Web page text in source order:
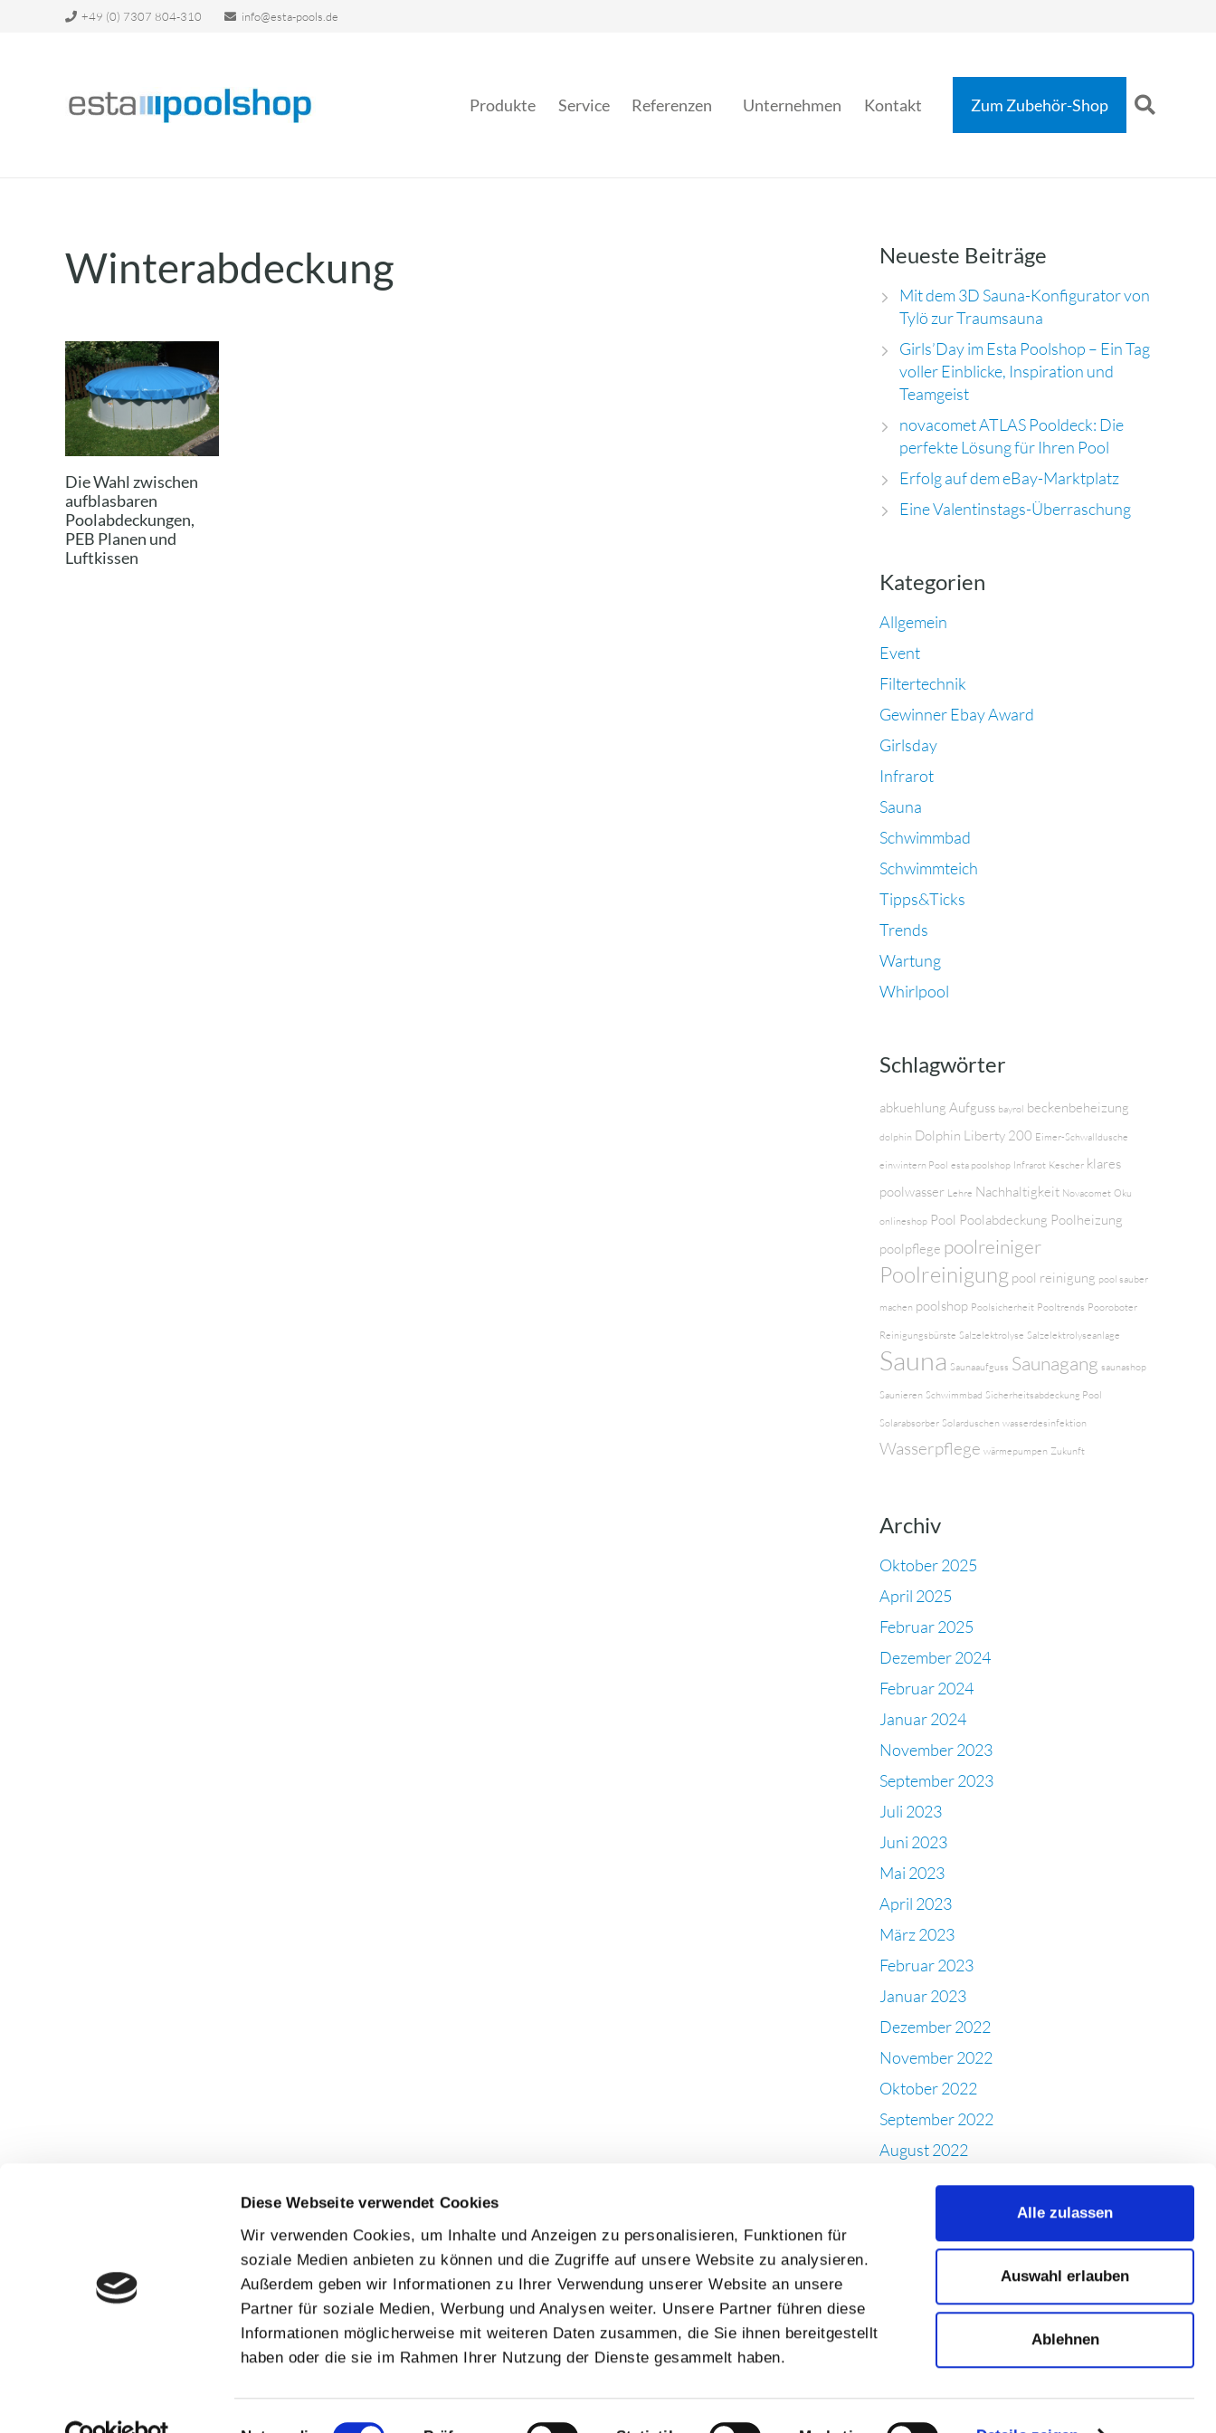
Diese Webseite verwendet Cookies
Wir verwenden Cookies, um Inhalte und Anzeigen zu personalisieren, Funktionen für
soziale Medien anbieten zu können und die Zugriffe auf unsere Website zu analysieren.
Außerdem geben wir Informationen zu Ihrer Verwendung unserer Website an unsere
Partner für soziale Medien, Werbung und Analysen weiter. Unsere Partner führen diese
Informationen möglicherweise mit weiteren Daten zusammen, die Sie ihnen bereitgestellt
haben oder die sie im Rahmen Ihrer Nutzung der Dienste gesammelt haben.
Einwilligungsauswahl
Alle zulassen
Auswahl erlauben
Ablehnen
+49 (0) 7307 804-310 info@esta-pools.de
Produkte Service Referenzen Unternehmen Kontakt Zum Zubehör-Shop
Winterabdeckung
Die Wahl zwischen
aufblasbaren
Poolabdeckungen,
PEB Planen und
Luftkissen
Neueste Beiträge
Mit dem 3D Sauna-Konfigurator von
Tylö zur Traumsauna
Girls’Day im Esta Poolshop – Ein Tag
voller Einblicke, Inspiration und
Teamgeist
novacomet ATLAS Pooldeck: Die
perfekte Lösung für Ihren Pool
Erfolg auf dem eBay-Marktplatz
Eine Valentinstags-Überraschung
Kategorien
Allgemein
Event
Filtertechnik
Gewinner Ebay Award
Girlsday
Infrarot
Sauna
Schwimmbad
Schwimmteich
Tipps&Ticks
Trends
Wartung
Whirlpool
Schlagwörter
abkuehlung Aufguss bayrol beckenbeheizung
dolphin Dolphin Liberty 200 Eimer-Schwalldusche
einwintern Pool esta poolshop Infrarot Kescher klares
poolwasser Lehre Nachhaltigkeit Novacomet Oku
onlineshop Pool Poolabdeckung Poolheizung
poolpflege poolreiniger
Poolreinigung pool reinigung pool sauber
machen poolshop Poolsicherheit Pooltrends Pooroboter
Reinigungsbürste Salzelektrolyse Salzelektrolyseanlage
Sauna Saunaaufguss Saunagang saunashop
Saunieren Schwimmbad Sicherheitsabdeckung Pool
Solarabsorber Solarduschen wasserdesinfektion
Wasserpflege wärmepumpen Zukunft
Archiv
Oktober 2025
April 2025
Februar 2025
Dezember 2024
Februar 2024
Januar 2024
November 2023
September 2023
Juli 2023
Juni 2023
Mai 2023
April 2023
März 2023
Februar 2023
Januar 2023
Dezember 2022
November 2022
Oktober 2022
September 2022
August 2022
Juli 2022
Mai 2022
März 2022
Januar 2022
Dezember 2021